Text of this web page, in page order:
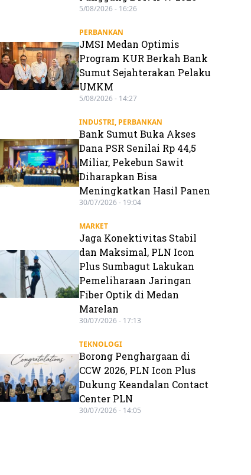
5/08/2026 - 16:26
PERBANKAN
JMSI Medan Optimis
Program KUR Berkah Bank
Sumut Sejahterakan Pelaku
UMKM
5/08/2026 - 14:27
INDUSTRI, PERBANKAN
Bank Sumut Buka Akses
Dana PSR Senilai Rp 44,5
Miliar, Pekebun Sawit
Diharapkan Bisa
Meningkatkan Hasil Panen
30/07/2026 - 19:04
MARKET
Jaga Konektivitas Stabil
dan Maksimal, PLN Icon
Plus Sumbagut Lakukan
Pemeliharaan Jaringan
Fiber Optik di Medan
Marelan
30/07/2026 - 17:13
TEKNOLOGI
Borong Penghargaan di
CCW 2026, PLN Icon Plus
Dukung Keandalan Contact
Center PLN
30/07/2026 - 14:05